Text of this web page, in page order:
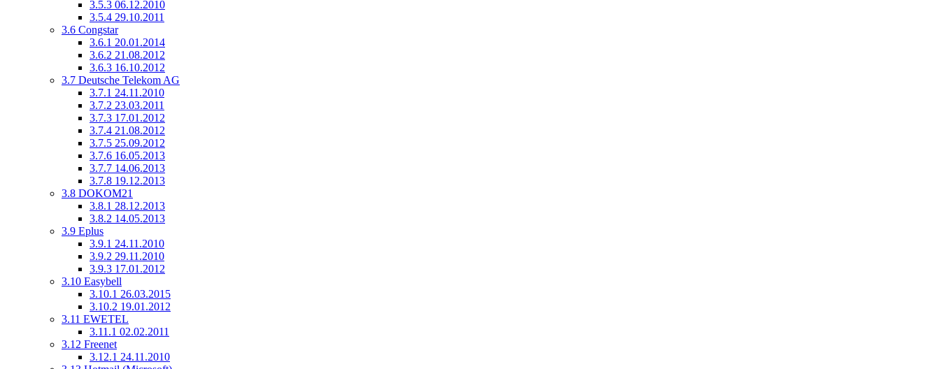
3.5.3 06.12.2010
3.5.4 29.10.2011
3.6 Congstar
3.6.1 20.01.2014
3.6.2 21.08.2012
3.6.3 16.10.2012
3.7 Deutsche Telekom AG
3.7.1 24.11.2010
3.7.2 23.03.2011
3.7.3 17.01.2012
3.7.4 21.08.2012
3.7.5 25.09.2012
3.7.6 16.05.2013
3.7.7 14.06.2013
3.7.8 19.12.2013
3.8 DOKOM21
3.8.1 28.12.2013
3.8.2 14.05.2013
3.9 Eplus
3.9.1 24.11.2010
3.9.2 29.11.2010
3.9.3 17.01.2012
3.10 Easybell
3.10.1 26.03.2015
3.10.2 19.01.2012
3.11 EWETEL
3.11.1 02.02.2011
3.12 Freenet
3.12.1 24.11.2010